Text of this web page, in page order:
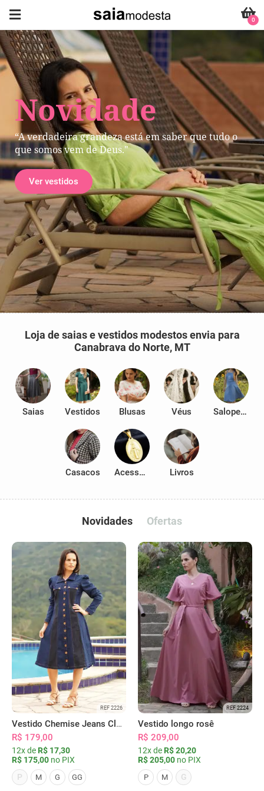
Novidade
“A verdadeira grandeza está em saber que tudo o
que somos vem de Deus."
Ver vestidos
0
Loja de saias e vestidos modestos envia para
Canabrava do Norte, MT
Saias Vestidos Blusas Véus Salopetes
Casacos Acessórios Livros
Novidades Ofertas
REF 2226
Vestido Chemise Jeans Clássica Serena
R$ 179,00
12x de R$ 17,30
R$ 175,00 no PIX
P
M G GG
REF 2224
Vestido longo rosê
R$ 209,00
12x de R$ 20,20
R$ 205,00 no PIX
P M G